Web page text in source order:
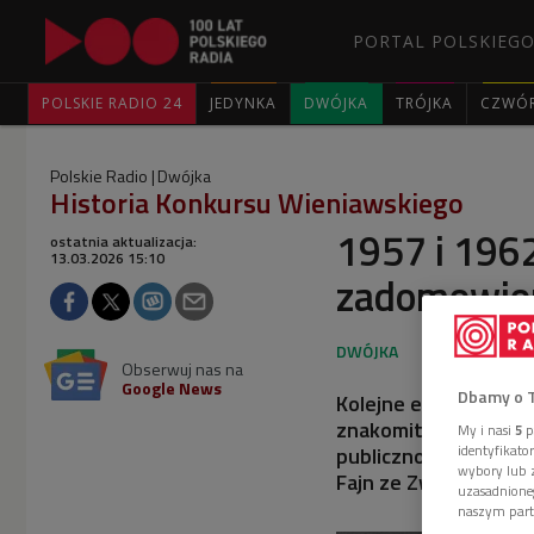
PORTAL
POLSKIE RADIO 24 JEDYNKA DWÓJKA TRÓJKA
Polskie Radio Dwójka
Historia Konkursu Wieniawskiego
1957 i
ostatnia aktualizacja:
13.03.2026 15:10
Obserwuj nas na
Google News
Kolejne edycje
znakomitych
publiczności był
Fajn ze Związku
Dbamy o
My i nasi 5
wybory lub
naszym